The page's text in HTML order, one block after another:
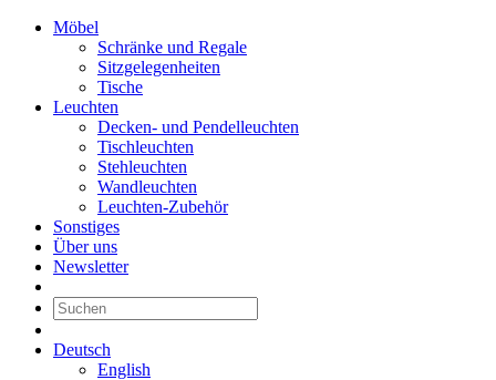
Möbel
Schränke und Regale
Sitzgelegenheiten
Tische
Leuchten
Decken- und Pendelleuchten
Tischleuchten
Stehleuchten
Wandleuchten
Leuchten-Zubehör
Sonstiges
Über uns
Newsletter
Deutsch
English